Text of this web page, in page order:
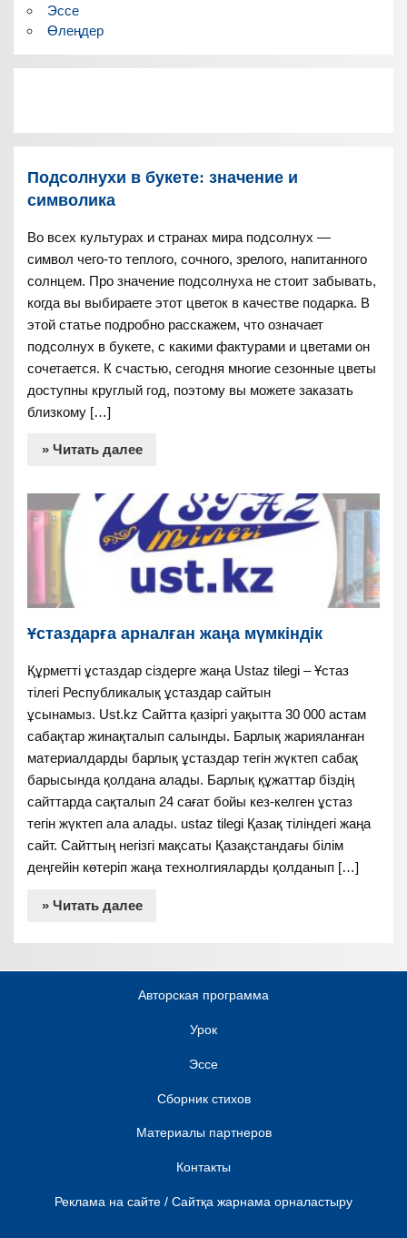
Эссе
Өлеңдер
Подсолнухи в букете: значение и
символика
Во всех культурах и странах мира подсолнух —
символ чего-то теплого, сочного, зрелого, напитанного
солнцем. Про значение подсолнуха не стоит забывать,
когда вы выбираете этот цветок в качестве подарка. В
этой статье подробно расскажем, что означает
подсолнух в букете, с какими фактурами и цветами он
сочетается. К счастью, сегодня многие сезонные цветы
доступны круглый год, поэтому вы можете заказать
близкому […]
» Читать далее
Ұстаздарға арналған жаңа мүмкіндік
Құрметті ұстаздар сіздерге жаңа Ustaz tilegi – Ұстаз
тілегі Республикалық ұстаздар сайтын
ұсынамыз. Ust.kz Сайтта қазіргі уақытта 30 000 астам
сабақтар жинақталып салынды. Барлық жарияланған
материалдарды барлық ұстаздар тегін жүктеп сабақ
барысында қолдана алады. Барлық құжаттар біздің
сайттарда сақталып 24 сағат бойы кез-келген ұстаз
тегін жүктеп ала алады. ustaz tilegi Қазақ тіліндегі жаңа
сайт. Сайттың негізгі мақсаты Қазақстандағы білім
деңгейін көтеріп жаңа технолгияларды қолданып […]
» Читать далее
Авторская программа
Урок
Эссе
Сборник стихов
Материалы партнеров
Контакты
Реклама на сайте / Сайтқа жарнама орналастыру